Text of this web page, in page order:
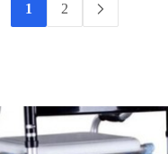
1 2